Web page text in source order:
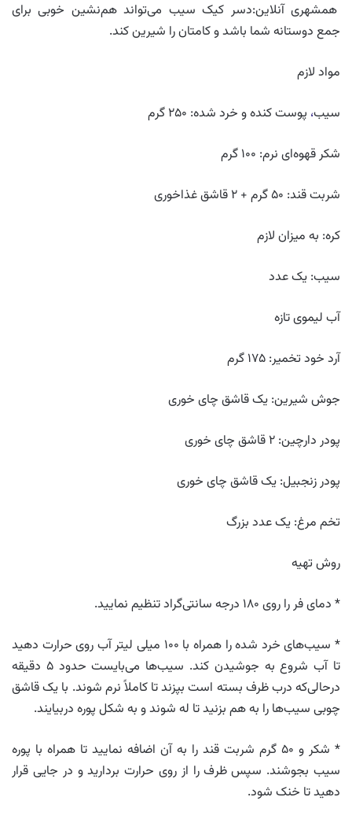
همشهری آنلاین:دسر کیک سیب می‌تواند هم‌نشین خوبی برای
جمع دوستانه شما باشد و کامتان را شیرین کند.
مواد لازم
سیب، پوست کنده و خرد شده: ۲۵۰ گرم
شکر قهوه‌ای نرم: ۱۰۰ گرم
شربت قند: ۵۰ گرم + ۲ قاشق غذاخوری
کره: به میزان لازم
سیب: یک عدد
آب لیموی تازه
آرد خود تخمیر: ۱۷۵ گرم
جوش شیرین: یک قاشق چای خوری
پودر دارچین: ۲ قاشق چای خوری
پودر زنجبیل: یک قاشق چای خوری
تخم مرغ: یک عدد بزرگ
روش تهیه
* دمای فر را روی ۱۸۰ درجه سانتی‌گراد تنظیم نمایید.
* سیب‌های خرد شده را همراه با ۱۰۰ میلی لیتر آب روی حرارت دهید
تا آب شروع به جوشیدن کند. سیب‌ها می‌بایست حدود ۵ دقیقه
درحالی‌که درب ظرف بسته است بپزند تا کاملاً نرم شوند. با یک قاشق
چوبی سیب‌ها را به هم بزنید تا له شوند و به شکل پوره دربیایند.
* شکر و ۵۰ گرم شربت قند را به آن اضافه نمایید تا همراه با پوره
سیب بجوشند. سپس ظرف را از روی حرارت بردارید و در جایی قرار
دهید تا خنک شود.